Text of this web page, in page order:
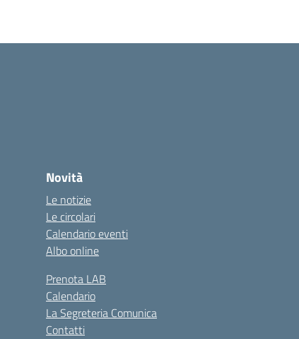
Novità
Le notizie
Le circolari
Calendario eventi
Albo online
Prenota LAB
Calendario
La Segreteria Comunica
Contatti